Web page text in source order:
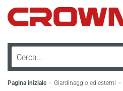
Pagina iniziale > Giardinaggio ed esterni >